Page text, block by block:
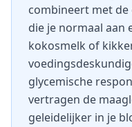
combineert met
die je normaal aan
kokosmelk of
glycemische
vertragen de
geleidelijker in je